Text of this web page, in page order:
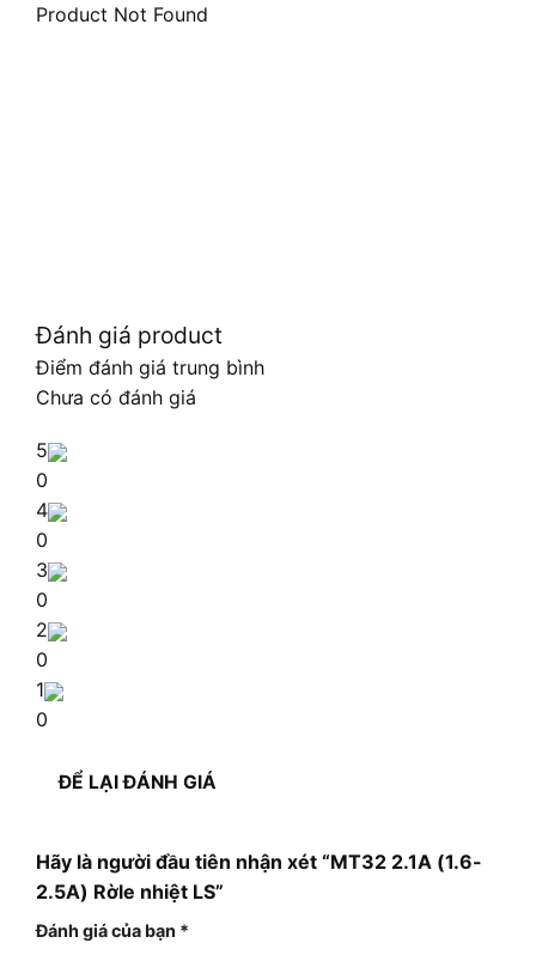
Product Not Found
Đánh giá product
Điểm đánh giá trung bình
Chưa có đánh giá
5
0
4
0
3
0
2
0
1
0
ĐỂ LẠI ĐÁNH GIÁ
Hãy là người đầu tiên nhận xét “MT32 2.1A (1.6-
2.5A) Rờle nhiệt LS”
Đánh giá của bạn *